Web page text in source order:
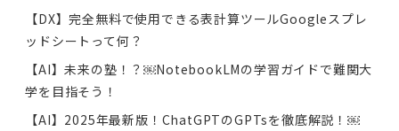
【DX】完全無料で使用できる表計算ツールGoogleスプレ
ッドシートって何？
【AI】未来の塾！？￼NotebookLMの学習ガイドで難関大
学を目指そう！
【AI】2025年最新版！ChatGPTのGPTsを徹底解説！￼